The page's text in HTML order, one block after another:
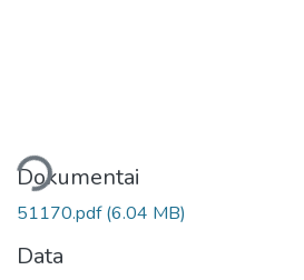
Dokumentai
51170.pdf(6.04 MB)
Data